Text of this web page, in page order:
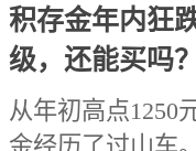
积存金年内狂
级，还能买吗？
从年初高点1250